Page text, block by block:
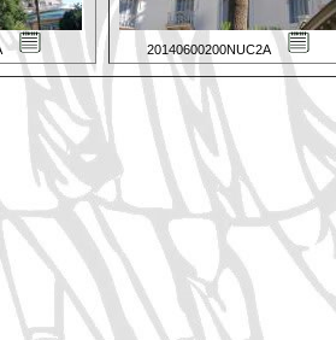
20140600200NUC2A